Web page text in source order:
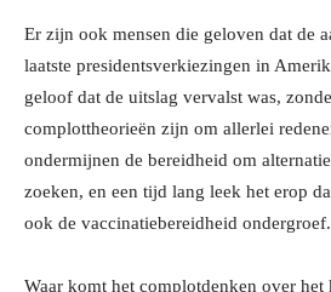
Er zijn ook mensen die geloven dat de
laatste presidentsverkiezingen in
geloof dat de uitslag vervalst was,
complottheorieën zijn om allerlei
ondermijnen de bereidheid om
zoeken, en een tijd lang leek het erop
ook de vaccinatiebereidheid ondergroef.
Waar komt het complotdenken over het